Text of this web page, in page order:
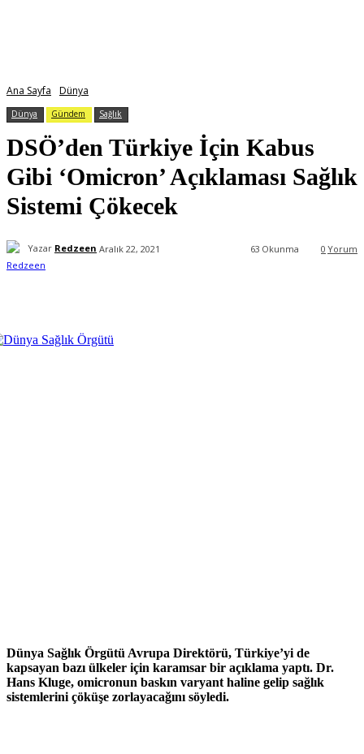
Ana Sayfa Dünya
Dünya Gündem Sağlık
DSÖ’den Türkiye İçin Kabus
Gibi ‘Omicron’ Açıklaması Sağlık
Sistemi Çökecek
Yazar Redzeen Aralık 22, 2021 0 Yorum
63 Okunma
Dünya Sağlık Örgütü Avrupa Direktörü, Türkiye’yi de
kapsayan bazı ülkeler için karamsar bir açıklama yaptı. Dr.
Hans Kluge, omicronun baskın varyant haline gelip sağlık
sistemlerini çöküşe zorlayacağını söyledi.